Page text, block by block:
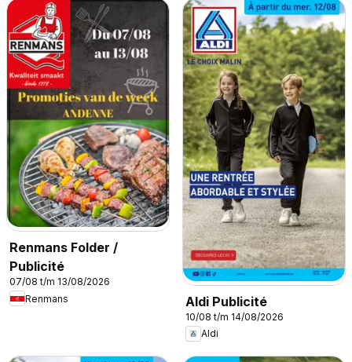
Renmans Folder /
Publicité
07/08 t/m 13/08/2026
Renmans
Aldi Publicité
10/08 t/m 14/08/2026
Aldi